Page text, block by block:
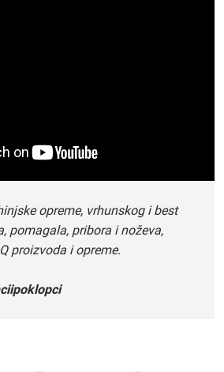
opreme, vrhunskog i best
pomagala, pribora i noževa,
proizvoda i opreme.